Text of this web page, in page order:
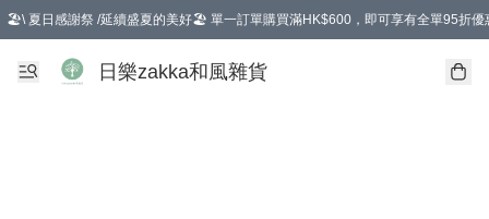
🏖️\ 夏日感謝祭 /延續盛夏的美好🏖️ 單一訂單購買滿HK$600，即可享有全單95折優
選擇GoGoX住宅/工商地址配送，單一訂單消費購物滿HK$680(折扣後），可享有
日樂zakka和風雜貨